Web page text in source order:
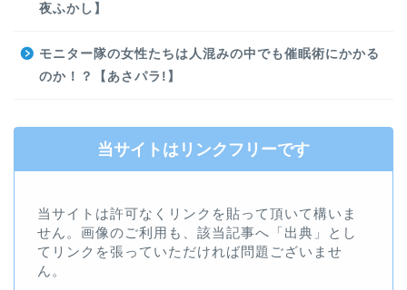
夜ふかし】
モニター隊の女性たちは人混みの中でも催眠術にかかる
のか！？【あさパラ!】
当サイトはリンクフリーです
当サイトは許可なくリンクを貼って頂いて構いま
せん。画像のご利用も、該当記事へ「出典」とし
てリンクを張っていただければ問題ございませ
ん。